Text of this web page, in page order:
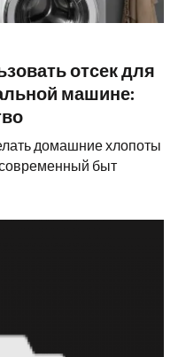
отсек для
машине:
домашние хлопоты
быт